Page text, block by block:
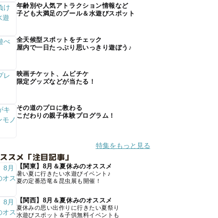
年齢別や人気アトラクション情報など
子ども大満足のプール＆水遊びスポット
全天候型スポットをチェック
屋内で一日たっぷり思いっきり遊ぼう♪
映画チケット、ムビチケ
限定グッズなどが当たる！
その道のプロに教わる
こだわりの親子体験プログラム！
特集をもっと見る
スメ「注目記事」
【関東】8月＆夏休みのオススメ
暑い夏に行きたい水遊びイベント♪
夏の定番恐竜＆昆虫展も開催！
【関西】8月＆夏休みのオススメ
夏休みの思い出作りに行きたい夏祭り
水遊びスポット＆子供無料イベントも